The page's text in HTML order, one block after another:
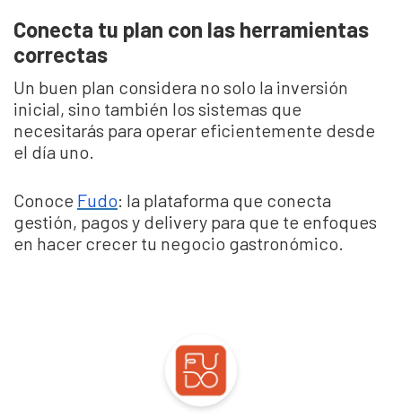
Conecta tu plan con las herramientas
correctas
Un buen plan considera no solo la inversión
inicial, sino también los sistemas que
necesitarás para operar eficientemente desde
el día uno.
Conoce Fudo: la plataforma que conecta
gestión, pagos y delivery para que te enfoques
en hacer crecer tu negocio gastronómico.